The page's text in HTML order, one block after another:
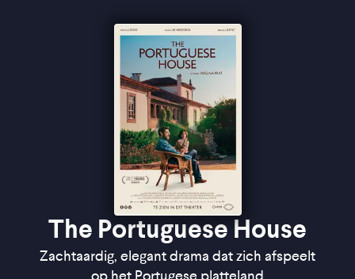
introverte antiheld een observator lijkt in zijn eigen
VPRO Cinema
"Fijnzinnig drama waarin tuinieren een ontwortelde
man opnieuw leert aarden"★★ ★
"Zachtmoedig en verfrissend" - Het Parool
The Portuguese House
Zachtaardig, elegant drama dat zich afspeelt
op het Portugese platteland